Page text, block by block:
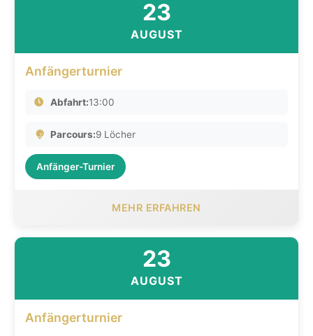
23
AUGUST
Anfängerturnier
Abfahrt:13:00
Parcours:9 Löcher
Anfänger-Turnier
MEHR ERFAHREN
23
AUGUST
Anfängerturnier